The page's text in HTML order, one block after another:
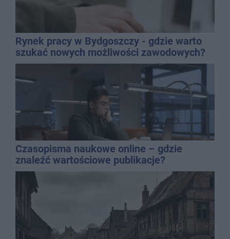
Rynek pracy w Bydgoszczy - gdzie warto
szukać nowych możliwości zawodowych?
Czasopisma naukowe online – gdzie
znaleźć wartościowe publikacje?